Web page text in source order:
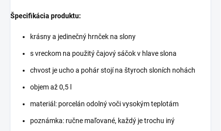
Špecifikácia produktu:
krásny a jedinečný hrnček na slony
s vreckom na použitý čajový sáčok v hlave slona
chvost je ucho a pohár stojí na štyroch sloních nohách
objem až 0,5 l
materiál: porcelán odolný voči vysokým teplotám
poznámka: ručne maľované, každý je trochu iný